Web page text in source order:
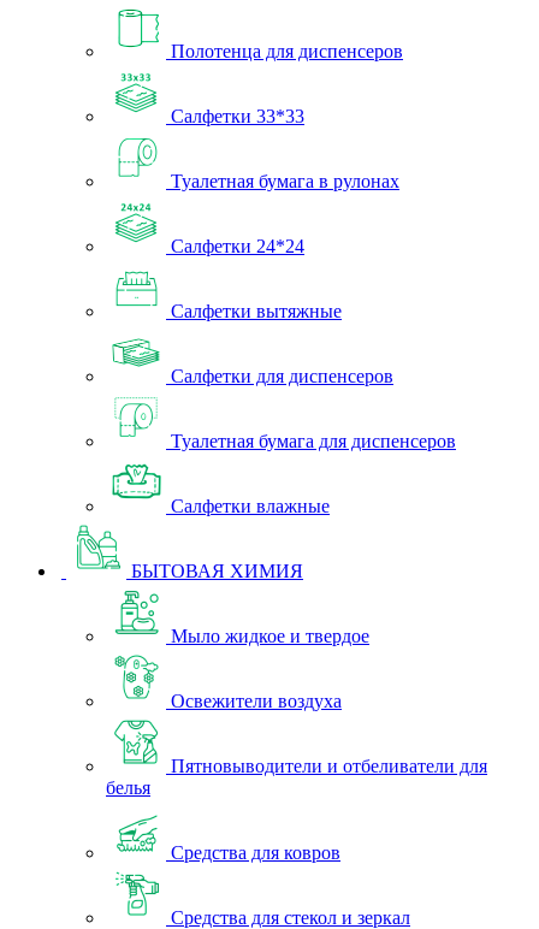
Полотенца для диспенсеров
Салфетки 33*33
Туалетная бумага в рулонах
Салфетки 24*24
Салфетки вытяжные
Салфетки для диспенсеров
Туалетная бумага для диспенсеров
Салфетки влажные
БЫТОВАЯ ХИМИЯ
Мыло жидкое и твердое
Освежители воздуха
Пятновыводители и отбеливатели для
белья
Средства для ковров
Средства для стекол и зеркал